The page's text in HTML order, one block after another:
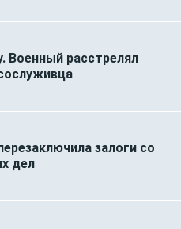
Военный расстрелял
залоги со
дел